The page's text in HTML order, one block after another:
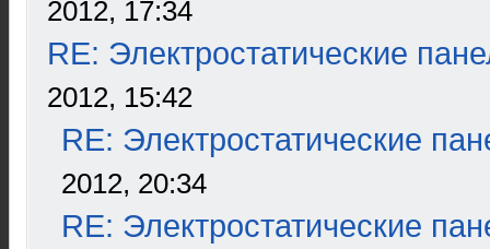
2012, 17:34
RE: Электростатические
2012, 15:42
RE: Электростатические
2012, 20:34
RE: Электростатические